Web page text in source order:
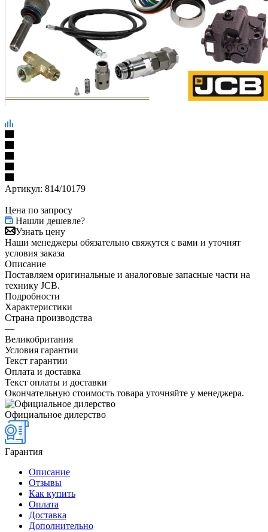
Артикул: 814/10179
Цена по запросу
Нашли дешевле?
Узнать цену
Наши менеджеры обязательно свяжутся с вами и уточнят
условия заказа
Описание
Поставляем оригинальные и аналоговые запасные части на
технику JCB.
Подробности
Характеристики
Страна производства
—
Великобритания
Условия гарантии
Текст гарантии
Оплата и доставка
Текст оплаты и доставки
Окончательную стоимость товара уточняйте у менеджера.
Официальное дилерство
Гарантия
Описание
Отзывы
Как купить
Оплата
Доставка
Дополнительно